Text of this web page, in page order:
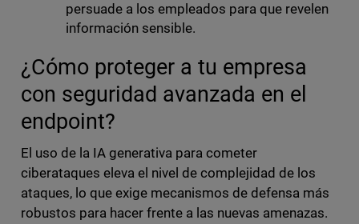
persuade a los empleados para que revelen
información sensible.
¿Cómo proteger a tu empresa
con seguridad avanzada en el
endpoint?
El uso de la IA generativa para cometer
ciberataques eleva el nivel de complejidad de los
ataques, lo que exige mecanismos de defensa más
robustos para hacer frente a las nuevas amenazas.